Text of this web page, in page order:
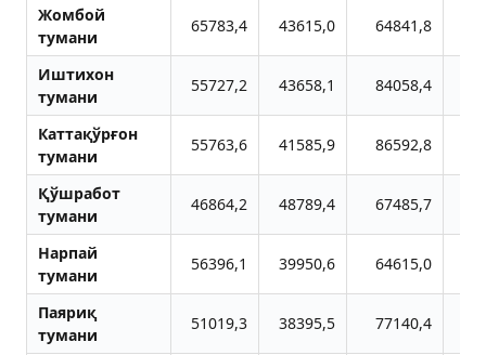
Жомбой
тумани
65783,4 43615,0 64841,8
Иштихон
тумани
55727,2 43658,1 84058,4
Каттақўрғон
тумани
55763,6 41585,9 86592,8
Қўшработ
тумани
46864,2 48789,4 67485,7
Нарпай
тумани
56396,1 39950,6 64615,0
Паяриқ
тумани
51019,3 38395,5 77140,4